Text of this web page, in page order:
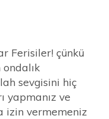
Ferisiler! çünkü
sevgisini hiç
yapmanız ve
izin vermemeniz